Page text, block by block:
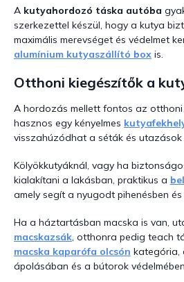
A kutyahordozó táska autóba
szerkezettel készül, hogy a kutya
maximális merevséget és védelmet
alumínium kutyaszállító box is.
Otthoni kiegészítők a
A hordozás mellett fontos az otthoni
hasznos egy kényelmes
visszahúzódhat a séták és utazások
Kölyökkutyáknál, vagy ha
kialakítani a lakásban, praktikus a
amely segít a nyugodt pihenésben
Ha a háztartásban macska is van,
macskazsák, otthonra pedig teach
macska kaparófa olcsón kategória,
ápolásában és a bútorok